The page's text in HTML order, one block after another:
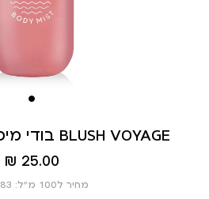
בודי מיסט לשיער ולגוף BLUSH VOYAGE
מחיר
מוצר
25.00 ₪
מחיר ל100 מ”ל: 20.83 ₪